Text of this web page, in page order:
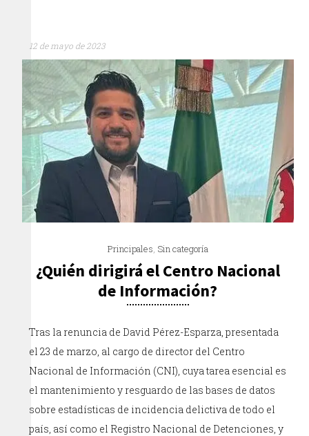
12 de mayo de 2023
Principales, Sin categoría
¿Quién dirigirá el Centro Nacional
de Información?
Tras la renuncia de David Pérez-Esparza, presentada
el 23 de marzo, al cargo de director del Centro
Nacional de Información (CNI), cuya tarea esencial es
el mantenimiento y resguardo de las bases de datos
sobre estadísticas de incidencia delictiva de todo el
país, así como el Registro Nacional de Detenciones, y